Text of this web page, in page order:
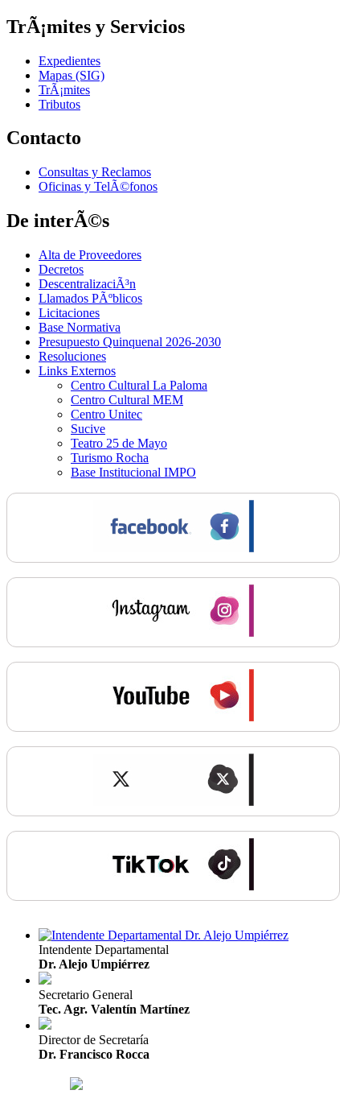
TrÃ¡mites y Servicios
Expedientes
Mapas (SIG)
TrÃ¡mites
Tributos
Contacto
Consultas y Reclamos
Oficinas y TelÃ©fonos
De interÃ©s
Alta de Proveedores
Decretos
DescentralizaciÃ³n
Llamados PÃºblicos
Licitaciones
Base Normativa
Presupuesto Quinquenal 2026-2030
Resoluciones
Links Externos
Centro Cultural La Paloma
Centro Cultural MEM
Centro Unitec
Sucive
Teatro 25 de Mayo
Turismo Rocha
Base Institucional IMPO
Intendente Departamental
Dr. Alejo Umpiérrez
Secretario General
Tec. Agr. Valentín Martínez
Director de Secretaría
Dr. Francisco Rocca